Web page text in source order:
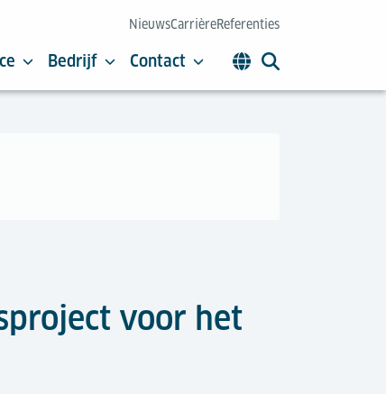
NieuwsCarrièreReferenties
Bedrijf Contact
voor het